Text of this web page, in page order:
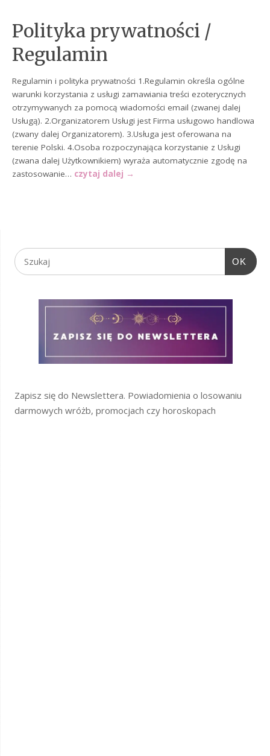
Polityka prywatności /
Regulamin
Regulamin i polityka prywatności 1.Regulamin określa ogólne
warunki korzystania z usługi zamawiania treści ezoterycznych
otrzymywanych za pomocą wiadomości email (zwanej dalej
Usługą). 2.Organizatorem Usługi jest Firma usługowo handlowa
(zwany dalej Organizatorem). 3.Usługa jest oferowana na
terenie Polski. 4.Osoba rozpoczynająca korzystanie z Usługi
(zwana dalej Użytkownikiem) wyraża automatycznie zgodę na
zastosowanie… czytaj dalej →
OK
Zapisz się do Newslettera. Powiadomienia o losowaniu
darmowych wróżb, promocjach czy horoskopach